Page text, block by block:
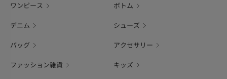
ワンピース ボトム
デニム シューズ
バッグ アクセサリー
ファッション雑貨 キッズ